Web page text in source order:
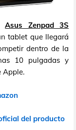
Asus Zenpad 3S
tablet que llegará
dentro de la
10 pulgadas y
Apple.
del producto